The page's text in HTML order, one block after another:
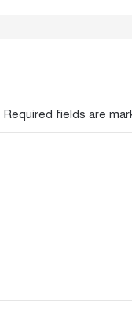
Required fields are